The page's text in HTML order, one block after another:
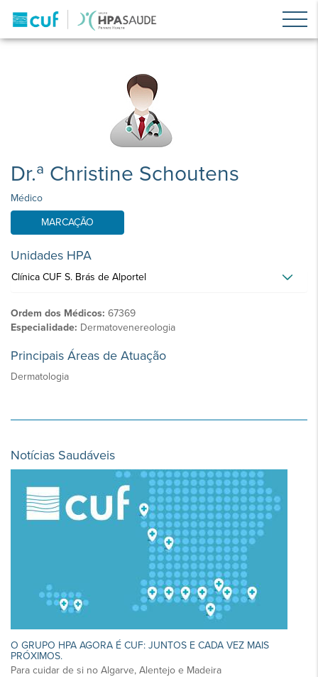
Dr.ª Christine Schoutens
Médico
MARCAÇÃO
Unidades HPA
Clínica CUF S. Brás de Alportel
Ordem dos Médicos: 67369
Especialidade: Dermatovenereologia
Principais Áreas de Atuação
Dermatologia
Notícias Saudáveis
O GRUPO HPA AGORA É CUF: JUNTOS E CADA VEZ MAIS
PRÓXIMOS.
Para cuidar de si no Algarve, Alentejo e Madeira